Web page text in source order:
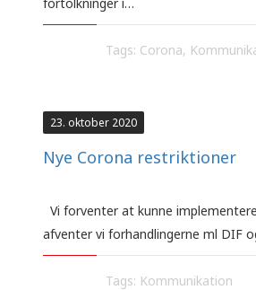
Tags: Corona,
23. oktober 2020
Nye Corona restriktioner
Vi forventer at kunne
afventer vi forhandlingerne ml DIF
Tags: Kommunikation